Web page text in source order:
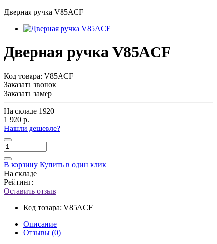
Дверная ручка V85ACF
Дверная ручка V85ACF
Код товара: V85ACF
Заказать звонок
Заказать замер
На складе 1920
1 920 р.
Нашли дешевле?
В корзину Купить в один клик
На складе
Рейтинг:
Оставить отзыв
Код товара: V85ACF
Описание
Отзывы (0)